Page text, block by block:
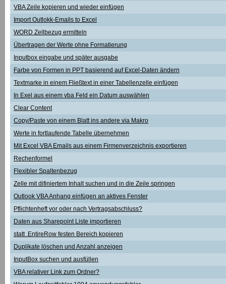
VBA Zeile kopieren und wieder einfügen
Import Outlokk-Emails to Excel
WORD Zellbezug ermitteln
Übertragen der Werte ohne Formatierung
Inputbox eingabe und später ausgabe
Farbe von Formen in PPT basierend auf Excel-Daten ändern
Textmarke in einem Fließtext in einer Tabellenzelle einfügen
In Exel aus einem vba Feld ein Datum auswählen
Clear Content
Copy/Paste von einem Blatt ins andere via Makro
Werte in fortlaufende Tabelle übernehmen
Mit Excel VBA Emails aus einem Firmenverzeichnis exportieren
Rechenformel
Flexibler Spaltenbezug
Zelle mit difiniertem Inhalt suchen und in die Zeile springen
Outlook VBA Anhang einfügen an aktives Fenster
Pflichtenheft vor oder nach Vertragsabschluss?
Daten aus Sharepoint Liste importieren
statt .EntireRow festen Bereich kopieren
Duplikate löschen und Anzahl anzeigen
InputBox suchen und ausfüllen
VBA relativer Link zum Ordner?